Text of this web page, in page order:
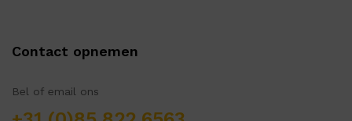
Contact opnemen
Bel of email ons